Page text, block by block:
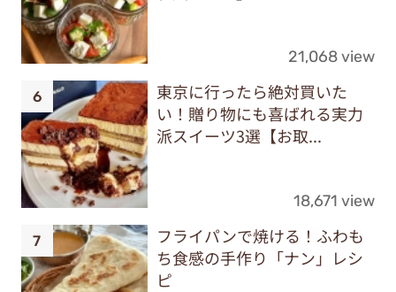
21,068 view
東京に行ったら絶対買いた
い！贈り物にも喜ばれる実力
派スイーツ3選【お取...
18,671 view
フライパンで焼ける！ふわも
ち食感の手作り「ナン」レシ
ピ